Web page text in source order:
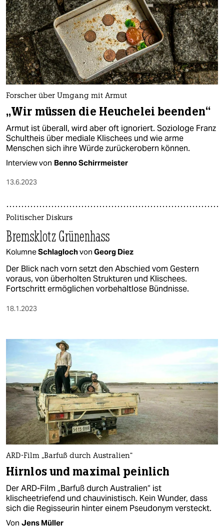
Forscher über Umgang mit Armut
„Wir müssen die Heuchelei beenden“
Armut ist überall, wird aber oft ignoriert. Soziologe Franz
Schultheis über mediale Klischees und wie arme
Menschen sich ihre Würde zurückerobern können.
Interview von Benno Schirrmeister
13.6.2023
Politischer Diskurs
Bremsklotz Grünenhass
KolumneSchlaglochvon Georg Diez
Der Blick nach vorn setzt den Abschied vom Gestern
voraus, von überholten Strukturen und Klischees.
Fortschritt ermöglichen vorbehaltlose Bündnisse.
18.1.2023
ARD-Film „Barfuß durch Australien“
Hirnlos und maximal peinlich
Der ARD-Film „Barfuß durch Australien“ ist
klischeetriefend und chauvinistisch. Kein Wunder, dass
sich die Regisseurin hinter einem Pseudonym versteckt.
Von Jens Müller